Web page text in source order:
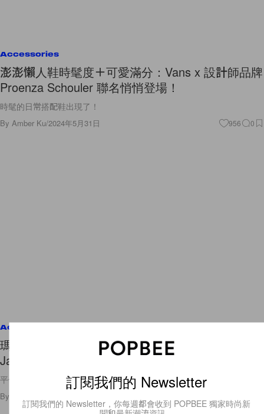
Accessories
澎澎懶人鞋時髦度＋可愛滿分：Vans x 設計師品牌
Proenza Schouler 聯名悄悄登場！
時髦的日常搭配鞋出現了！
By Amber Ku/2024年5月31日 956 0
Accessories
瑪莉珍鞋復古風潮回歸：兩雙 Vans 極簡 Mary
Jane 鞋款值得優先入手！
平價就能入手的穿搭好物！
By
訂閱我們的 Newsletter
訂閱我們的 Newsletter，你每週都會收到 POPBEE 獨家時尚新